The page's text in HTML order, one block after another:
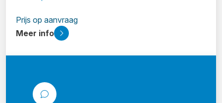
Prijs op aanvraag
Meer info